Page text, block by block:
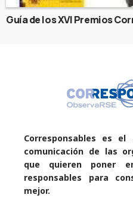
Guía de los XVI Premios
Corresponsables es
comunicación de las
que quieren poner
responsables para
mejor.